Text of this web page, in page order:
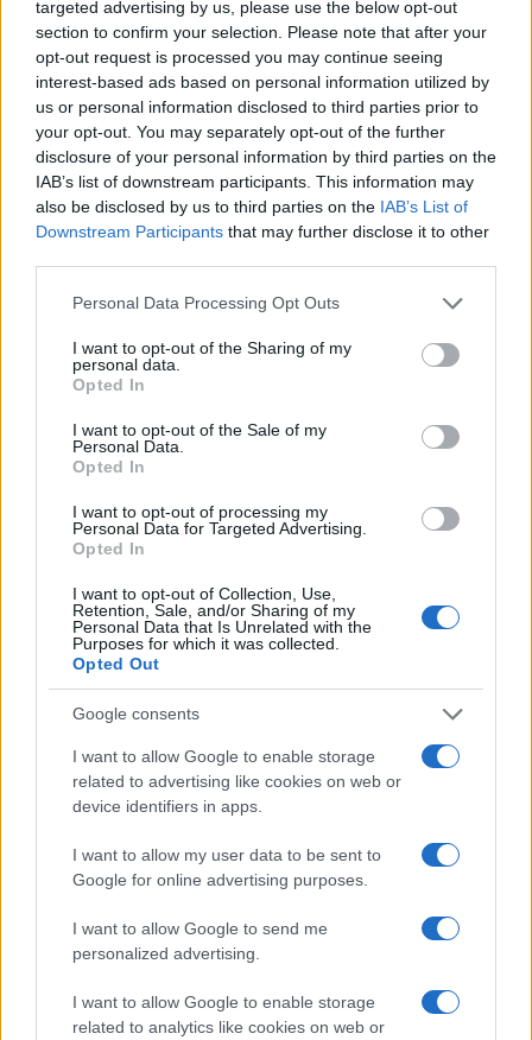
targeted advertising by us, please use the below opt-out
section to confirm your selection. Please note that after your
opt-out request is processed you may continue seeing
interest-based ads based on personal information utilized by
us or personal information disclosed to third parties prior to
your opt-out. You may separately opt-out of the further
disclosure of your personal information by third parties on the
IAB’s list of downstream participants. This information may
also be disclosed by us to third parties on the IAB’s List of
Downstream Participants that may further disclose it to other
Please note that this website/app uses one or more Google
not limited to your visit or usage behaviour. You may click to
grant or deny consent to Google and its third-party tags to
use your data for below specified purposes in below Google
consent section.
Personal Data Processing Opt Outs
I want to opt-out of the Sharing of my
personal data.
Opted In
I want to opt-out of the Sale of my
Personal Data.
Opted In
I want to opt-out of processing my
Personal Data for Targeted Advertising.
Opted In
I want to opt-out of Collection, Use,
Retention, Sale, and/or Sharing of my
Personal Data that Is Unrelated with the
Purposes for which it was collected.
Opted Out
Google consents
I want to allow Google to enable storage
related to advertising like cookies on web or
device identifiers in apps.
I want to allow my user data to be sent to
Google for online advertising purposes.
I want to allow Google to send me
personalized advertising.
I want to allow Google to enable storage
related to analytics like cookies on web or
Mivel ezt nem tudják átvinni, ezért az állami
bürokrácia eszközeivel próbálják
megvalósítani a tervezetben foglaltakat. Ez
ellen lázadtak fel az olyan államok, mint
Florida, ahol a republikánus kormányzó
harcot hirdetett a gender-ideológiák ellen.
Maga Biden teljes mellszélességgel beleállt a
progresszív politikába.
Tehát ez az az egyenlőség, amit a
republikánus szavazók veszélyeztetnek. A
konzervatív politikusok igyekeznek a törvény
erejével fellépni a progresszív ideológiák
állami intézményeken belüli terjesztése ellen,
Az, hogy csak két nem van, és az
ember nem változtathatja meg a
születési nemét, 10 évvel ezelőtt
még magától értetődő volt
Amerikában. Ma azonban, aki az
Egyesült Államokban ezt hirdeti,
az „gyűlölködő” és „transzfób”.
Az átlag nem tud mit kezdeni a futótűzként
terjedő ideológiákkal, amiket se lenyelni, se
kiköpni nem tudnak, és amik szembe mennek
mindennel, amiben hisznek.